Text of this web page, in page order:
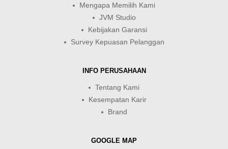
Mengapa Memilih Kami
JVM Studio
Kebijakan Garansi
Survey Kepuasan Pelanggan
INFO PERUSAHAAN
Tentang Kami
Kesempatan Karir
Brand
GOOGLE MAP